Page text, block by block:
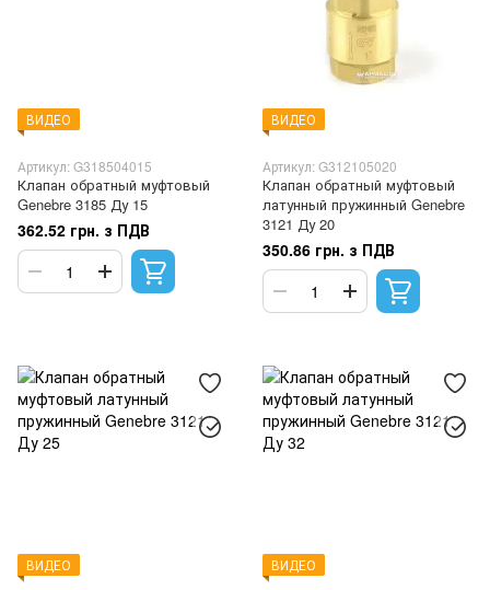
ВИДЕО
Артикул: G318504015
Клапан обратный муфтовый
Genebre 3185 Ду 15
362.52 грн. з ПДВ
ВИДЕО
Артикул: G312105020
Клапан обратный муфтовый
латунный пружинный Genebre
3121 Ду 20
350.86 грн. з ПДВ
ВИДЕО ВИДЕО